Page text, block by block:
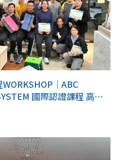
｜ABC
國際認證課程 高雄